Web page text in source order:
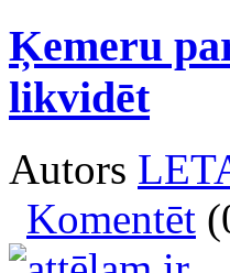
Ķemeru
likvidēt
Autors
Komentēt